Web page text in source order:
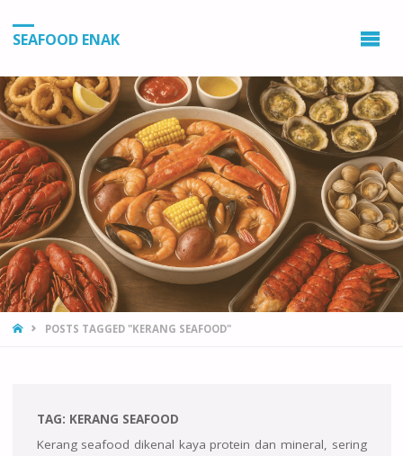
SEAFOOD ENAK
HOMEPOSTS TAGGED "KERANG SEAFOOD"
TAG: KERANG SEAFOOD
Kerang seafood dikenal kaya protein dan mineral, sering